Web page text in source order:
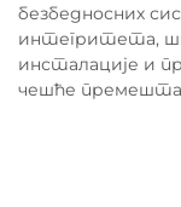
безбедносних
интегритета,
инсталације и
чешће